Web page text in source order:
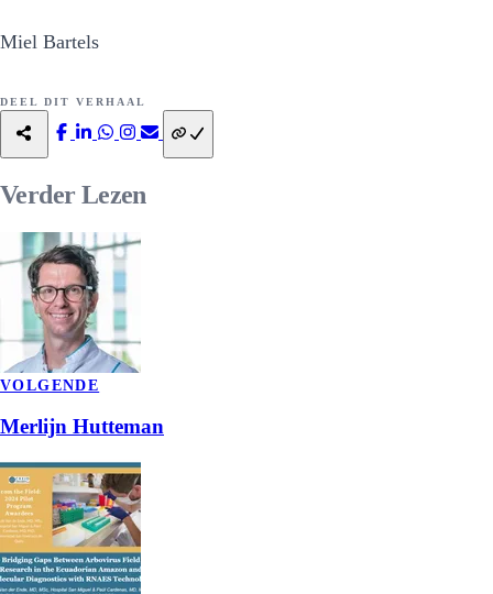
Miel Bartels
DEEL DIT VERHAAL
Verder Lezen
VOLGENDE
Merlijn Hutteman